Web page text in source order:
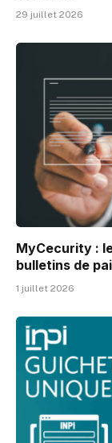
29 juillet 2026
MyCecurity :
bulletins de
1 juillet 2026